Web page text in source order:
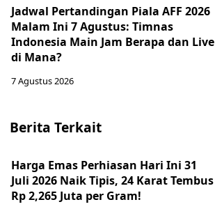
Jadwal Pertandingan Piala AFF 2026
Malam Ini 7 Agustus: Timnas
Indonesia Main Jam Berapa dan Live
di Mana?
7 Agustus 2026
Berita Terkait
Harga Emas Perhiasan Hari Ini 31
Juli 2026 Naik Tipis, 24 Karat Tembus
Rp 2,265 Juta per Gram!